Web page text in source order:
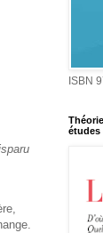
ISBN
études